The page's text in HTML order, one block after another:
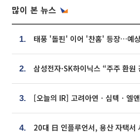
많이 본 뉴스
1.
2. 삼성전자·SK하이닉스 “주주 환원
3. [오늘의 IR] 고려아연ㆍ심텍ㆍ엘
4.